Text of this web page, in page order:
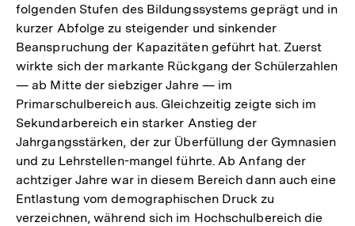
folgenden Stufen des Bildungssystems geprägt und in
kurzer Abfolge zu steigender und sinkender
Beanspruchung der Kapazitäten geführt hat. Zuerst
wirkte sich der markante Rückgang der Schülerzahlen
— ab Mitte der siebziger Jahre — im
Primarschulbereich aus. Gleichzeitig zeigte sich im
Sekundarbereich ein starker Anstieg der
Jahrgangsstärken, der zur Überfüllung der Gymnasien
und zu Lehrstellen-mangel führte. Ab Anfang der
achtziger Jahre war in diesem Bereich dann auch eine
Entlastung vom demographischen Druck zu
verzeichnen, während sich im Hochschulbereich die